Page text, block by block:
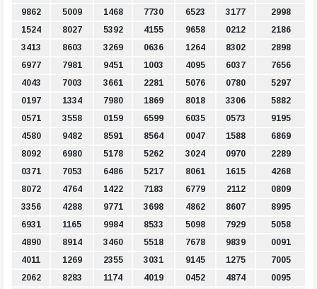
9862
5009 1468 7730 6523 3177
2998
1524
8027 5392 4155 9658 0212
2186
3413
8603 3269 0636 1264 8302
2898
6977
7981 9451 1003 4095 6037
7656
4043
7003 3661 2281 5076 0780
5297
0197
1334 7980 1869 8018 3306
5882
0571
3558 0159 6599 6035 0573
9195
4580
9482 8591 8564 0047 1588
6869
8092
6980 5178 5262 3024 0970
2289
0371
7053 6486 5217 8061 1615
4268
8072
4764 1422 7183 6779 2112
0809
3356
4288 9771 3698 4862 8607
8995
6931
1165 9984 8533 5098 7929
5058
4890
8914 3460 5518 7678 9839
0091
4011
1269 2355 3031 9145 1275
7005
2062
8283 1174 4019 0452 4874
0095